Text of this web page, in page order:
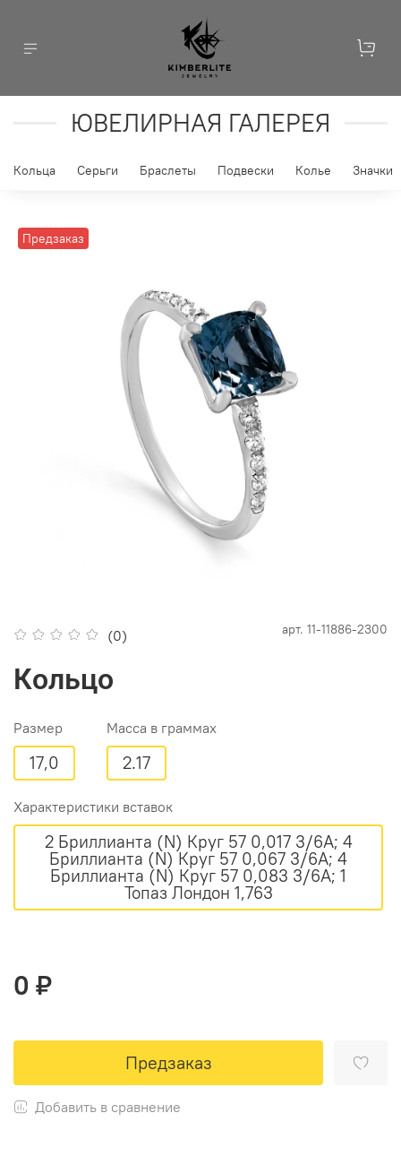
ЮВЕЛИРНАЯ ГАЛЕРЕЯ
Кольца Серьги Браслеты Подвески Колье Значки
Предзаказ
(0) арт. 11-11886-2300
Кольцо
Размер
17,0
Масса в граммах
2.17
Характеристики вставок
2 Бриллианта (N) Круг 57 0,017 3/6А; 4
Бриллианта (N) Круг 57 0,067 3/6А; 4
Бриллианта (N) Круг 57 0,083 3/6А; 1
Топаз Лондон 1,763
0 ₽
Предзаказ
Добавить в сравнение